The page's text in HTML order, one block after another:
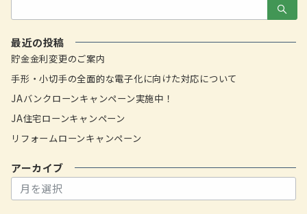
索：
最近の投稿
貯金金利変更のご案内
手形・小切手の全面的な電子化に向けた対応について
JAバンクローンキャンペーン実施中！
JA住宅ローンキャンペーン
リフォームローンキャンペーン
アーカイブ
ー